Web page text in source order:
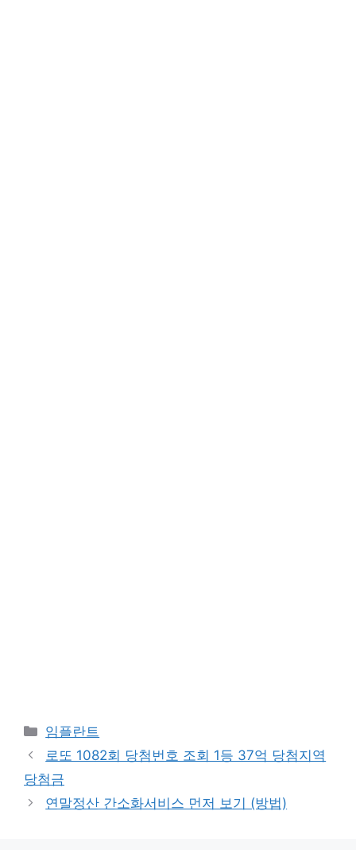
카
테
리
임플란트
로또 1082회 당첨번호 조회 1등 37억 당첨지역
당첨금
연말정산 간소화서비스 먼저 보기 (방법)